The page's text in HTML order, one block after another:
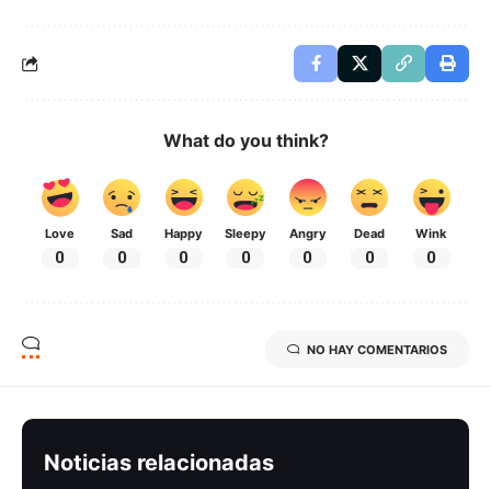
What do you think?
Love
0
Sad
0
Happy
0
Sleepy
0
Angry
0
Dead
0
Wink
0
NO HAY COMENTARIOS
Noticias relacionadas